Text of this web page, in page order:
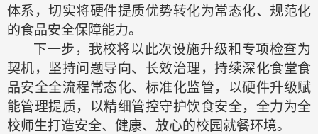
体系，切实将硬件提质优势转化为常态化、规范化
的食品安全保障能力。
下一步，我校将以此次设施升级和专项检查为
契机，坚持问题导向、长效治理，持续深化食堂食
品安全全流程常态化、标准化监管，以硬件升级赋
能管理提质，以精细管控守护饮食安全，全力为全
校师生打造安全、健康、放心的校园就餐环境。